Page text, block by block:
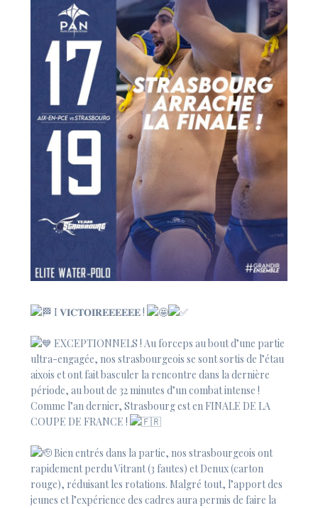
I 𝐕𝐈𝐂𝐓𝐎𝐈𝐑𝐄𝐄𝐄𝐄𝐄𝐄 !
EXCEPTIONNELS ! Au forceps au bout d’une partie
ultra-engagée, nos strasbourgeois se sont sortis de l’étau
aixois et ont fait basculer la rencontre dans la dernière
période, au bout de 32 minutes d’un combat intense !
Comme l’an dernier, Strasbourg est en FINALE DE LA
COUPE DE FRANCE !
Bien entrés dans la partie, nos strasbourgeois ont
rapidement perdu Vitrant (3 fautes) et Denux (carton
rouge), réduisant les rotations. Malgré tout, l’apport des
jeunes et l’expérience des cadres aura permis de faire la